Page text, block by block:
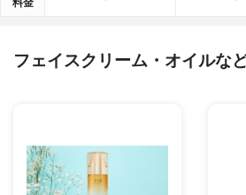
フェイスクリーム・オイルな